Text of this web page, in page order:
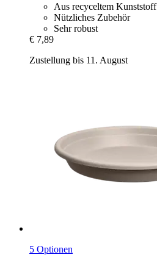
Aus recyceltem Kunststoff
Nützliches Zubehör
Sehr robust
€ 7,89
Zustellung bis 11. August
5 Optionen